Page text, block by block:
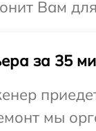
Вам
за 35
мы